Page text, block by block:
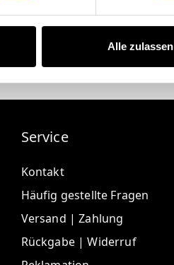
Alle zulassen
Service
Kontakt
Häufig gestellte Fragen
Versand | Zahlung
Rückgabe | Widerruf